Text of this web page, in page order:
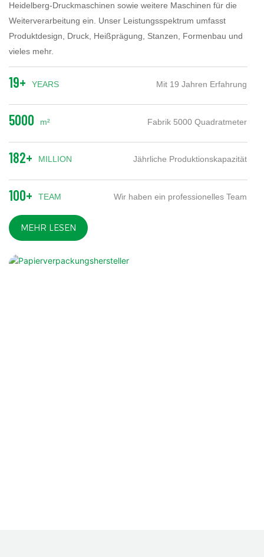
Heidelberg-Druckmaschinen sowie weitere Maschinen für die
Weiterverarbeitung ein. Unser Leistungsspektrum umfasst
Produktdesign, Druck, Heißprägung, Stanzen, Formenbau und
vieles mehr.
19+ YEARS Mit 19 Jahren Erfahrung
5000 m² Fabrik 5000 Quadratmeter
182+ MILLION Jährliche Produktionskapazität
100+ TEAM Wir haben ein professionelles Team
MEHR LESEN